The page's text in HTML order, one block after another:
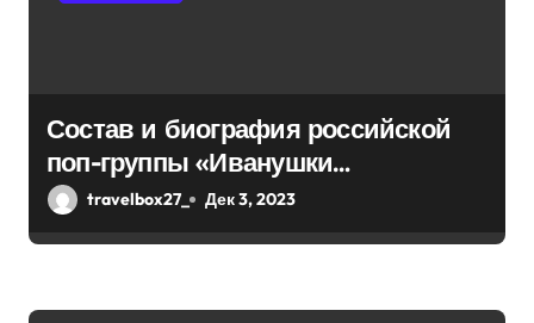
п
и
с
я
Состав и биография российской
поп-группы «Иванушки
интернешнл» — история успеха,
travelbox27_ Дек 3, 2023